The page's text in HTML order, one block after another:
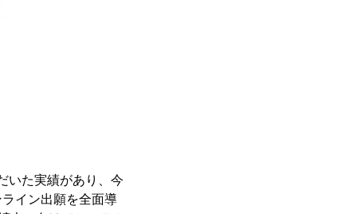
いた実績があり、今
イン出願を全面導